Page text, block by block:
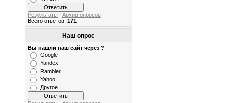
Результаты
Архив опросов
Всего ответов: 171
Наш опрос
Вы нашли наш сайт через ?
Google
Yandex
Rambler
Yahoo
Другое